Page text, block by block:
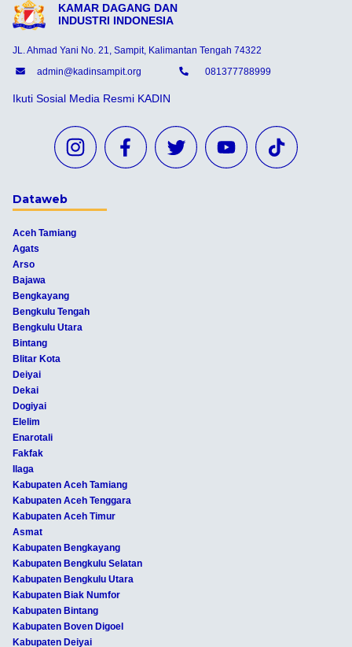
KAMAR DAGANG DAN
INDUSTRI INDONESIA
JL. Ahmad Yani No. 21, Sampit, Kalimantan Tengah 74322
admin@kadinsampit.org
081377788999
Ikuti Sosial Media Resmi KADIN
Dataweb
Aceh Tamiang
Agats
Arso
Bajawa
Bengkayang
Bengkulu Tengah
Bengkulu Utara
Bintang
Blitar Kota
Deiyai
Dekai
Dogiyai
Elelim
Enarotali
Fakfak
Ilaga
Kabupaten Aceh Tamiang
Kabupaten Aceh Tenggara
Kabupaten Aceh Timur
Asmat
Kabupaten Bengkayang
Kabupaten Bengkulu Selatan
Kabupaten Bengkulu Utara
Kabupaten Biak Numfor
Kabupaten Bintang
Kabupaten Boven Digoel
Kabupaten Deiyai